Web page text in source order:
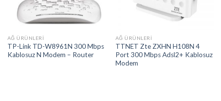
AĞ ÜRÜNLERI
TP-Link TD-W8961N 300 Mbps
Kablosuz N Modem – Router
AĞ ÜRÜNLERI
TTNET Zte ZXHN H108N 4
Port 300 Mbps Adsl2+ Kablosuz
Modem